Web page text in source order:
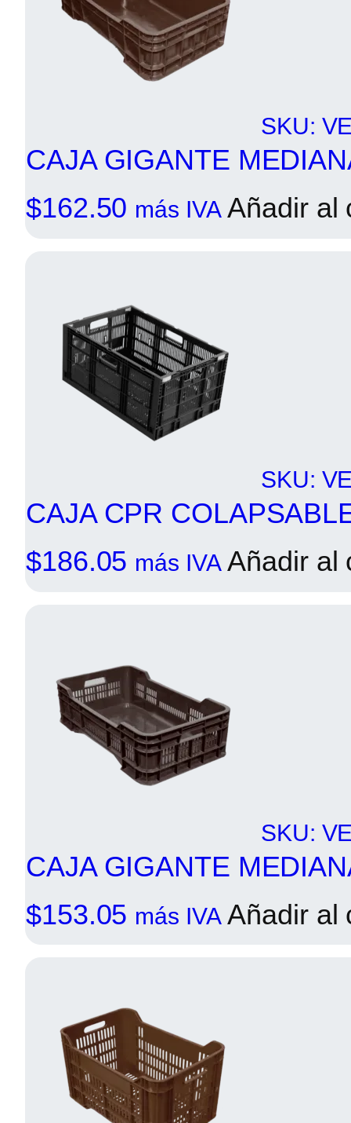
SKU:
CAJA GIGANTE
$162.50 más IVA Añadir al
SKU:
CAJA CPR
$186.05 más IVA Añadir al
SKU:
CAJA GIGANTE
$153.05 más IVA Añadir al